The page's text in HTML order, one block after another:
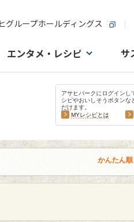
グループホールディングス
エンタメ・レシピ サ
アサヒパークにログインし
シピやおいしそうボタンな
だけます。
MYレシピとは
かんたん順